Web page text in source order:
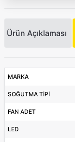
Ürün Açıklaması
MARKA
SOĞUTMA TİPİ
FAN ADET
LED